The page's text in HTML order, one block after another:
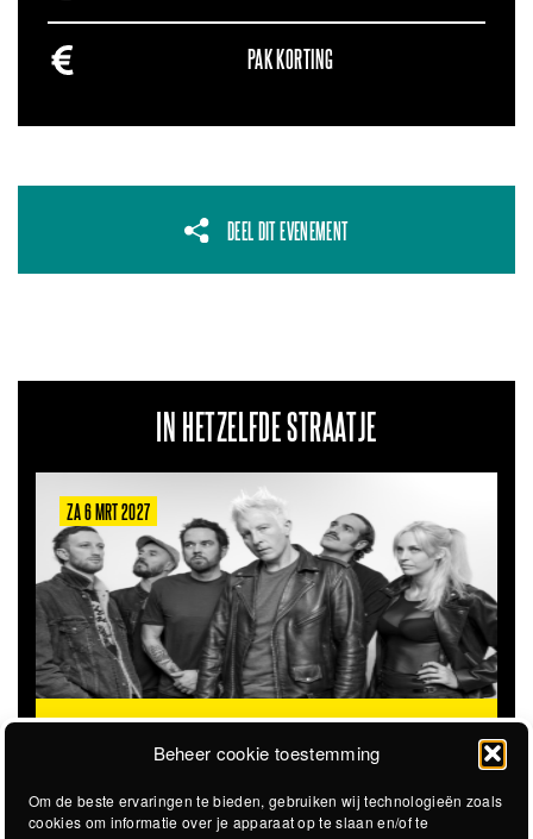
Beheer cookie toestemming
Om de beste ervaringen te bieden, gebruiken wij technologieën zoals
cookies om informatie over je apparaat op te slaan en/of te
PAK KORTING
DEEL DIT EVENEMENT
IN HETZELFDE STRAATJE
ZA 6 MRT 2027